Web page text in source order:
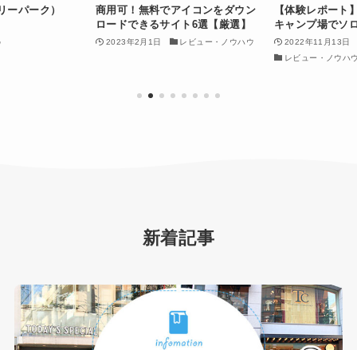
ーパーク）
商用可！無料でアイコンをダウン
ロードできるサイト6選【厳選】
2023年2月1日 レビュー・ノウハウ
【体験レポート
キャンプ場でソ
2022年11月13日
レビュー・ノウハ
新着記事